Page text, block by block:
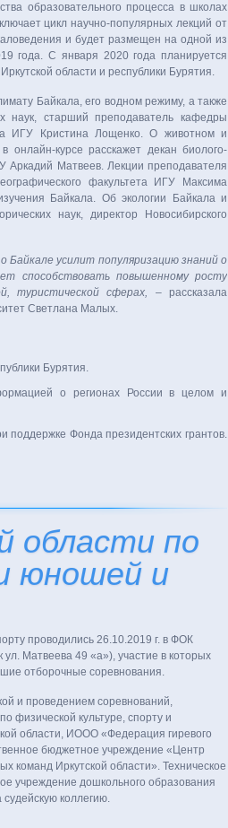
образовательного процесса в школах
цикл научно-популярных лекций от
и будет размещен на одной из
года. С января 2020 года планируется
области и республики Бурятия.
Байкала, его водном режиму, а также
наук, старший преподаватель кафедры
ИГУ Кристина Лощенко. О животном и
курсе расскажет декан биолого-
Аркадий Матвеев. Лекции преподавателя
факультета ИГУ Максима
Байкала. Об экологии Байкала и
наук, директор Новосибирского
Байкале усилит популяризацию знаний о
способствовать повышенному росту
туристической сферах, – рассказала
Светлана Малых.
Бурятия.
о регионах России в целом и
поддержке Фонда президентских грантов.
области по
юношей и
проводились 26.10.2019 г. в ФОК
ул. Матвеева 49 «а»), участие в которых
отборочные соревнования.
и проведением соревнований,
физической культуре, спорту и
области, ИООО «Федерация гиревого
бюджетное учреждение «Центр
команд Иркутской области». Техническое
учреждение дошкольного образования
коллегию.